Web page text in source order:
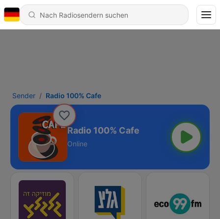
Sender Radio 100% Cafe
Radio 100% Cafe
Online